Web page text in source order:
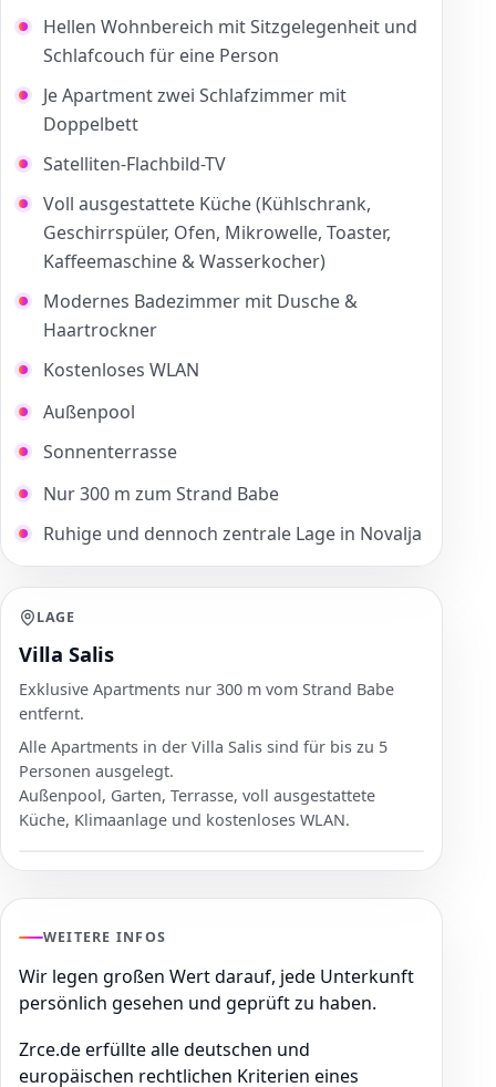
Hellen Wohnbereich mit Sitzgelegenheit und
Schlafcouch für eine Person
Je Apartment zwei Schlafzimmer mit
Doppelbett
Satelliten-Flachbild-TV
Voll ausgestattete Küche (Kühlschrank,
Geschirrspüler, Ofen, Mikrowelle, Toaster,
Kaffeemaschine & Wasserkocher)
Modernes Badezimmer mit Dusche &
Haartrockner
Kostenloses WLAN
Außenpool
Sonnenterrasse
Nur 300 m zum Strand Babe
Ruhige und dennoch zentrale Lage in Novalja
LAGE
Villa Salis
Exklusive Apartments nur 300 m vom Strand Babe
entfernt.
Alle Apartments in der Villa Salis sind für bis zu 5
Personen ausgelegt.
Außenpool, Garten, Terrasse, voll ausgestattete
Küche, Klimaanlage und kostenloses WLAN.
WEITERE INFOS
Wir legen großen Wert darauf, jede Unterkunft
persönlich gesehen und geprüft zu haben.
Zrce.de erfüllte alle deutschen und
europäischen rechtlichen Kriterien eines